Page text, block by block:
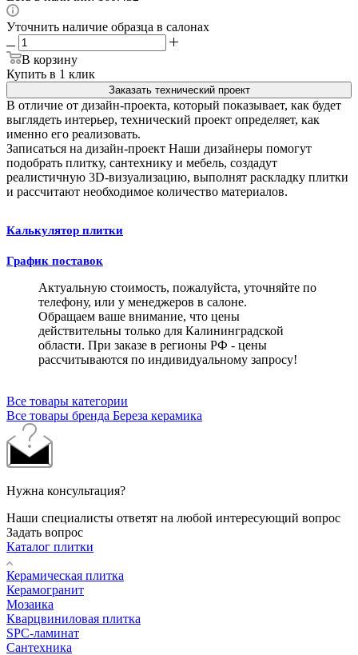
Уточнить наличие образца в салонах
В корзину
Купить в 1 клик
Заказать технический проект
В отличие от дизайн-проекта, который показывает, как будет
выглядеть интерьер, технический проект определяет, как
именно его реализовать.
Записаться на дизайн-проект Наши дизайнеры помогут
подобрать плитку, сантехнику и мебель, создадут
реалистичную 3D-визуализацию, выполнят раскладку плитки
и рассчитают необходимое количество материалов.
Калькулятор плитки
График поставок
Актуальную стоимость, пожалуйста, уточняйте по
телефону, или у менеджеров в салоне.
Обращаем ваше внимание, что цены
действительны только для Калининградской
области. При заказе в регионы РФ - цены
рассчитываются по индивидуальному запросу!
Все товары категории
Все товары бренда Береза керамика
Нужна консультация?
Наши специалисты ответят на любой интересующий вопрос
Задать вопрос
Каталог плитки
Керамическая плитка
Керамогранит
Мозаика
Кварцвиниловая плитка
SPC-ламинат
Сантехника